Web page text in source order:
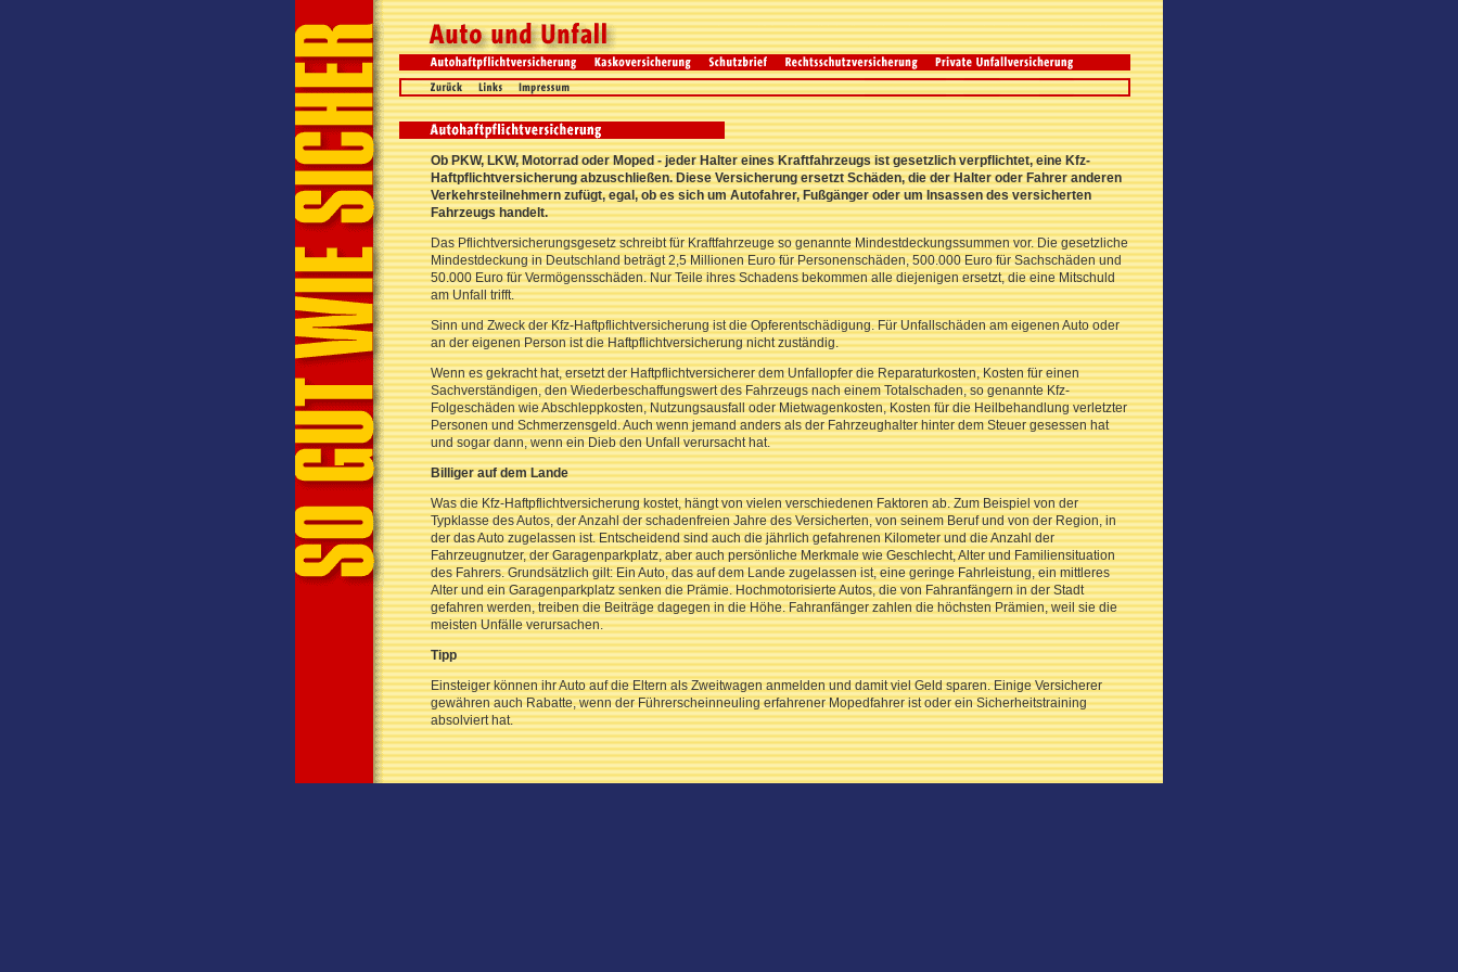
Ob PKW, LKW, Motorrad oder Moped - jeder Halter eines Kraftfahrzeugs ist gesetzlich verpflichtet, eine Kfz-
Haftpflichtversicherung abzuschließen. Diese Versicherung ersetzt Schäden, die der Halter oder Fahrer anderen
Verkehrsteilnehmern zufügt, egal, ob es sich um Autofahrer, Fußgänger oder um Insassen des versicherten
Fahrzeugs handelt.
Das Pflichtversicherungsgesetz schreibt für Kraftfahrzeuge so genannte Mindestdeckungssummen vor. Die gesetzliche
Mindestdeckung in Deutschland beträgt 2,5 Millionen Euro für Personenschäden, 500.000 Euro für Sachschäden und
50.000 Euro für Vermögensschäden. Nur Teile ihres Schadens bekommen alle diejenigen ersetzt, die eine Mitschuld
am Unfall trifft.
Sinn und Zweck der Kfz-Haftpflichtversicherung ist die Opferentschädigung. Für Unfallschäden am eigenen Auto oder
an der eigenen Person ist die Haftpflichtversicherung nicht zuständig.
Wenn es gekracht hat, ersetzt der Haftpflichtversicherer dem Unfallopfer die Reparaturkosten, Kosten für einen
Sachverständigen, den Wiederbeschaffungswert des Fahrzeugs nach einem Totalschaden, so genannte Kfz-
Folgeschäden wie Abschleppkosten, Nutzungsausfall oder Mietwagenkosten, Kosten für die Heilbehandlung verletzter
Personen und Schmerzensgeld. Auch wenn jemand anders als der Fahrzeughalter hinter dem Steuer gesessen hat
und sogar dann, wenn ein Dieb den Unfall verursacht hat.
Billiger auf dem Lande
Was die Kfz-Haftpflichtversicherung kostet, hängt von vielen verschiedenen Faktoren ab. Zum Beispiel von der
Typklasse des Autos, der Anzahl der schadenfreien Jahre des Versicherten, von seinem Beruf und von der Region, in
der das Auto zugelassen ist. Entscheidend sind auch die jährlich gefahrenen Kilometer und die Anzahl der
Fahrzeugnutzer, der Garagenparkplatz, aber auch persönliche Merkmale wie Geschlecht, Alter und Familiensituation
des Fahrers. Grundsätzlich gilt: Ein Auto, das auf dem Lande zugelassen ist, eine geringe Fahrleistung, ein mittleres
Alter und ein Garagenparkplatz senken die Prämie. Hochmotorisierte Autos, die von Fahranfängern in der Stadt
gefahren werden, treiben die Beiträge dagegen in die Höhe. Fahranfänger zahlen die höchsten Prämien, weil sie die
meisten Unfälle verursachen.
Tipp
Einsteiger können ihr Auto auf die Eltern als Zweitwagen anmelden und damit viel Geld sparen. Einige Versicherer
gewähren auch Rabatte, wenn der Führerscheinneuling erfahrener Mopedfahrer ist oder ein Sicherheitstraining
absolviert hat.